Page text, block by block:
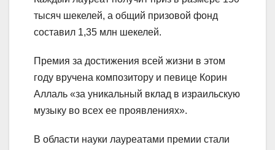
тысяч шекелей, а общий призовой фонд
составил 1,35 млн шекелей.
Премия за достижения всей жизни в этом
году вручена композитору и певице Корин
Аллаль «за уникальный вклад в израильскую
музыку во всех ее проявлениях».
В области науки лауреатами премии стали